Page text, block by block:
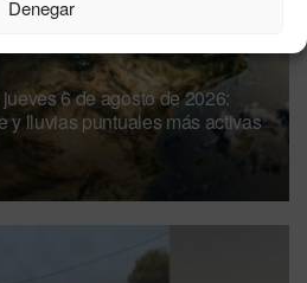
Denegar
6 de agosto de 2026:
y lluvias puntuales más activas